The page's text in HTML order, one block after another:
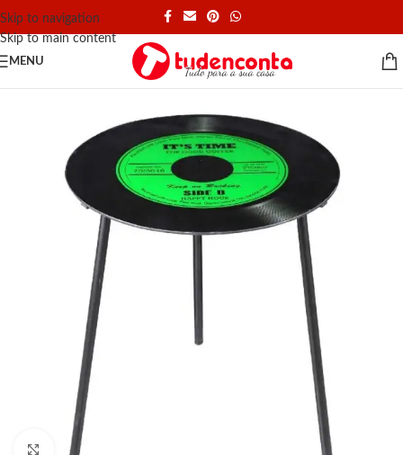
Skip to navigation
Skip to main content
MENU
Click para aumentar